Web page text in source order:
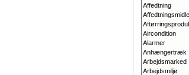
Affedtning
Aircondition
Alarmer
Anhængertræk
Arbejdsmarked
Arbejdsmiljø